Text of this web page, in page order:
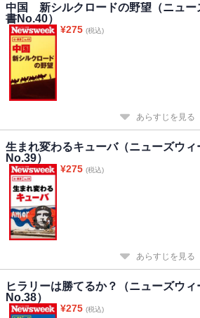
中国 新シルクロードの野望（ニュー
書No.40）
¥275 (税込)
あらすじを見る
生まれ変わるキューバ（ニューズウ
No.39）
¥275 (税込)
あらすじを見る
ヒラリーは勝てるか？（ニューズウ
No.38）
¥275 (税込)